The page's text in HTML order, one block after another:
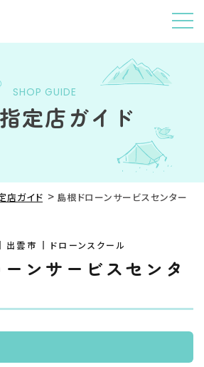
SHOP GUIDE
定店ガイド
店ガイド 島根ドローンサービスセンター
出雲市 ドローンスクール
ンサービスセンタ